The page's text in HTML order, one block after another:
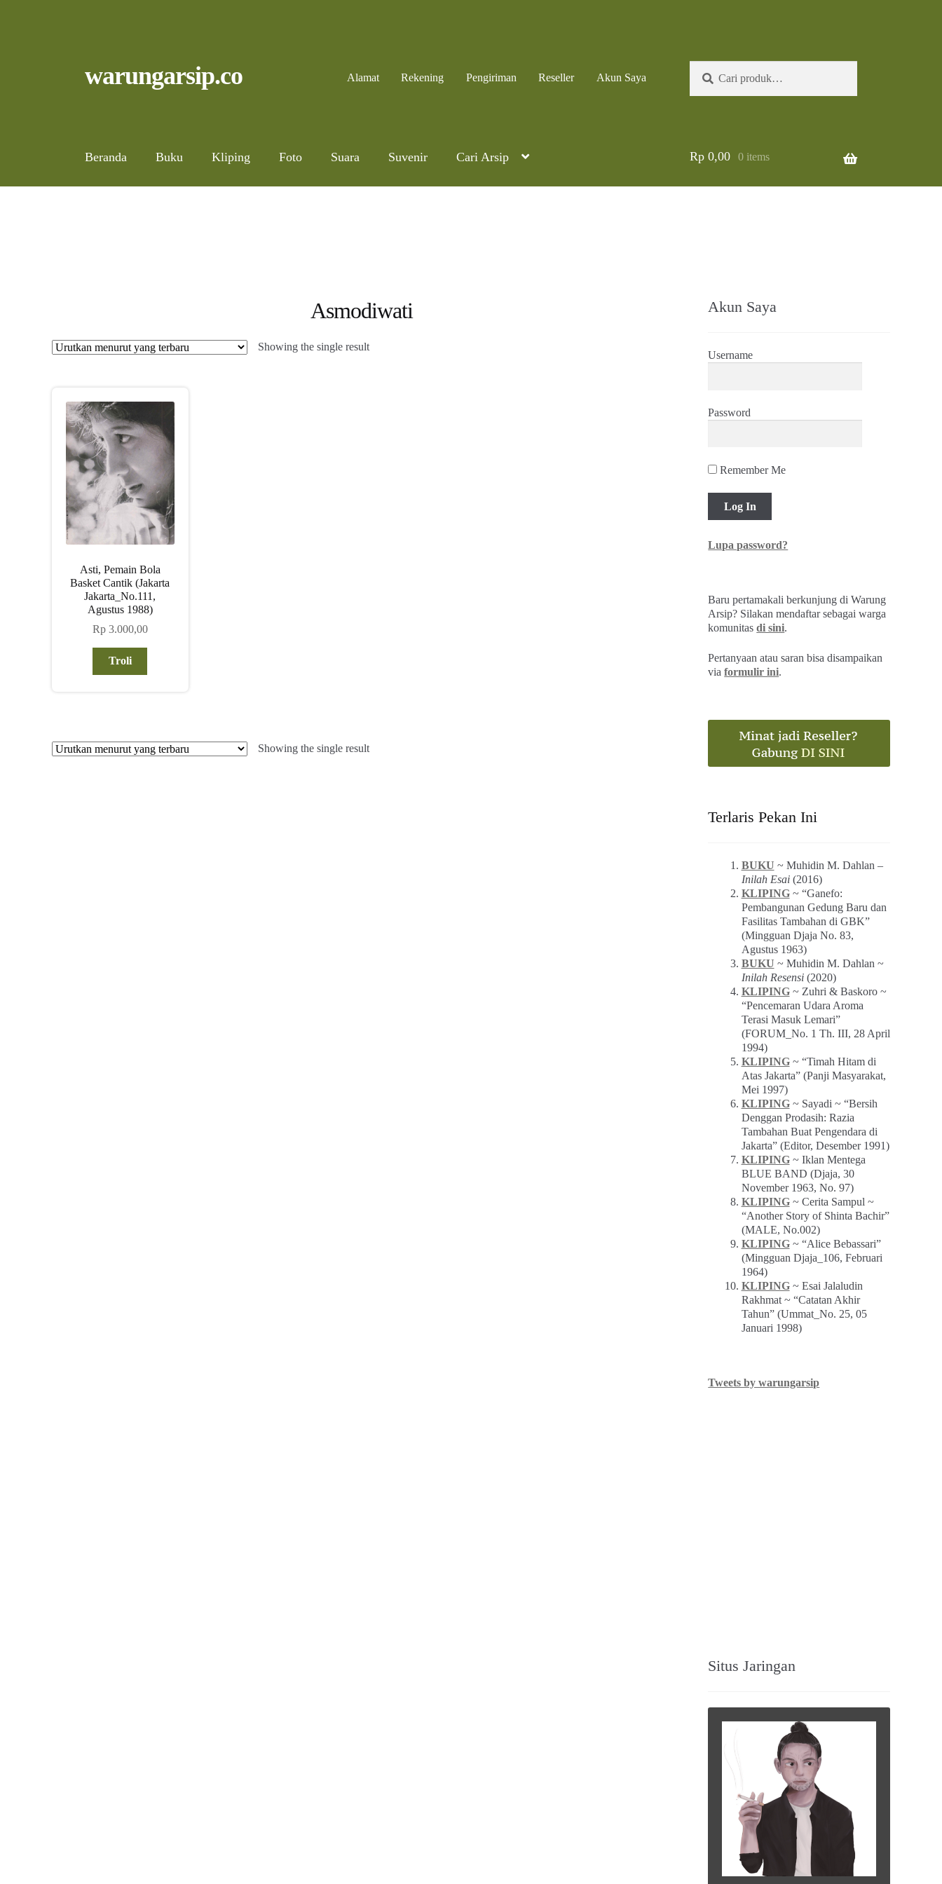
to
to
warungarsip.co Alamat Rekening Pengiriman Reseller Akun Saya
untuk:
Beranda Buku Kliping Foto Suara Suvenir Cari Arsip Rp0,00 0 items
Asmodiwati
Showing the single result
Asti, Pemain Bola
Basket Cantik (Jakarta
Jakarta_No.111,
Agustus 1988)
Rp3.000,00
Troli
Showing the single result
Akun Saya
Username
Password
Remember Me
Lupa password?
Baru pertamakali berkunjung di Warung
Arsip? Silakan mendaftar sebagai warga
komunitasdi sini.
Pertanyaan atau saran bisa disampaikan
viaformulir ini.
Terlaris Pekan Ini
BUKU ~ Muhidin M. Dahlan –
Inilah Esai(2016)
KLIPING~ “Ganefo:
Pembangunan Gedung Baru dan
Fasilitas Tambahan di GBK”
(Mingguan Djaja No. 83,
Agustus 1963)
BUKU ~ Muhidin M. Dahlan ~
Inilah Resensi(2020)
KLIPING~ Zuhri & Baskoro ~
“Pencemaran Udara Aroma
Terasi Masuk Lemari”
(FORUM_No. 1 Th. III, 28 April
1994)
KLIPING~ “Timah Hitam di
Atas Jakarta” (Panji Masyarakat,
Mei 1997)
KLIPING~ Sayadi ~ “Bersih
Denggan Prodasih: Razia
Tambahan Buat Pengendara di
Jakarta” (Editor, Desember 1991)
KLIPING~ Iklan Mentega
BLUE BAND (Djaja, 30
November 1963, No. 97)
KLIPING~ Cerita Sampul ~
“Another Story of Shinta Bachir”
(MALE, No.002)
KLIPING~ “Alice Bebassari”
(Mingguan Djaja_106, Februari
1964)
KLIPING~ Esai Jalaludin
Rakhmat ~ “Catatan Akhir
Tahun” (Ummat_No. 25, 05
Januari 1998)
Tweets by warungarsip
Situs Jaringan